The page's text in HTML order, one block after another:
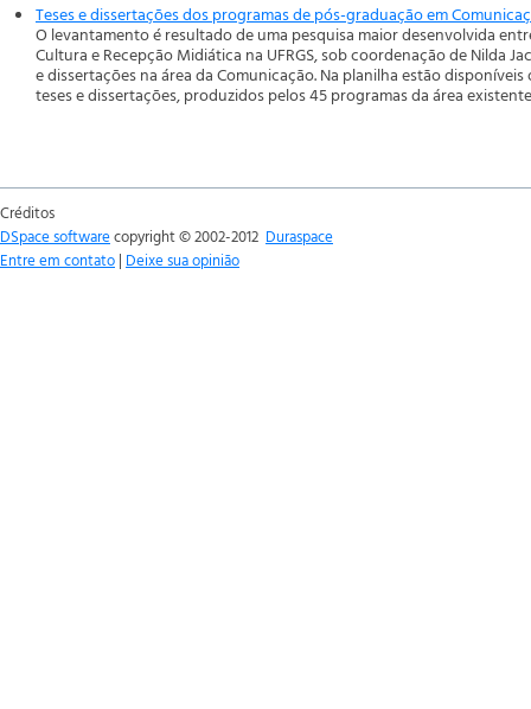
Teses e dissertações dos programas de pós-graduação em
O levantamento é resultado de uma pesquisa maior desenvolvida
Cultura e Recepção Midiática na UFRGS, sob coordenação de Nilda
e dissertações na área da Comunicação. Na planilha estão
teses e dissertações, produzidos pelos 45 programas da área
Créditos
DSpace softwarecopyright © 2002-2012 Duraspace
Entre em contato | Deixe sua opinião